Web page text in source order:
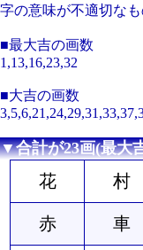
字の意味が不適切な
■最大吉の画数
1,13,16,23,32
■大吉の画数
▼合計が23画(最大
花 村
赤 車